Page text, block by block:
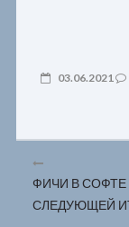
03.06.2021
ФИЧИ В
СЛЕДУЮЩЕЙ